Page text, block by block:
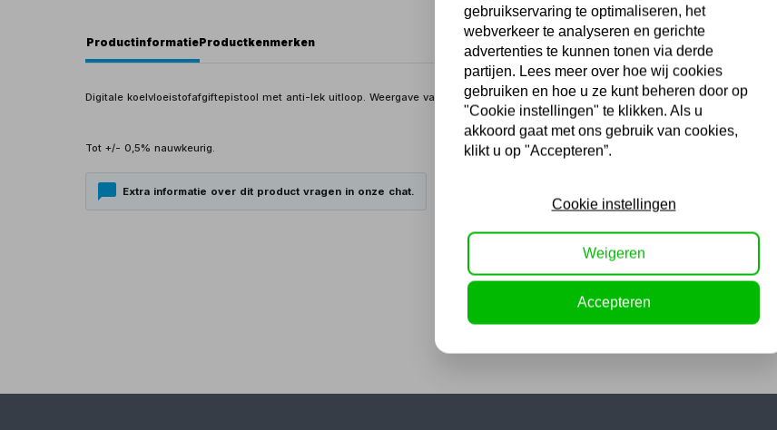
ProductinformatieProductkenmerken
Digitale koelvloeistofafgiftepistool met anti-lek uitloop. Weergave van zowel het huidige als de totale afgiftehoeveelheid.
Tot +/- 0,5% nauwkeurig.
Extra informatie over dit product vragen in onze chat.
gebruikservaring te optimaliseren, het
webverkeer te analyseren en gerichte
advertenties te kunnen tonen via derde
partijen. Lees meer over hoe wij cookies
gebruiken en hoe u ze kunt beheren door op
"Cookie instellingen" te klikken. Als u
akkoord gaat met ons gebruik van cookies,
klikt u op "Accepteren”.
Cookie instellingen
Weigeren
Accepteren